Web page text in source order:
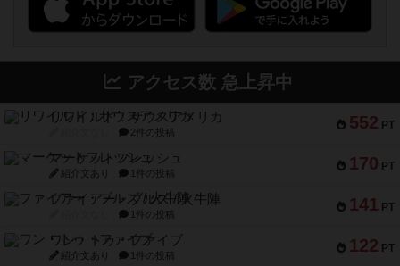
アクセス数 急上昇中
552 PT
リワイルド：サウスアメリカ
2件の投稿
170 PT
マーケットフレッシュ
紹介文あり 1件の投稿
141 PT
ファイアー・ブルズ / 火牛陣
1件の投稿
122 PT
ワン・トゥ・ファイブ
紹介文あり 1件の投稿